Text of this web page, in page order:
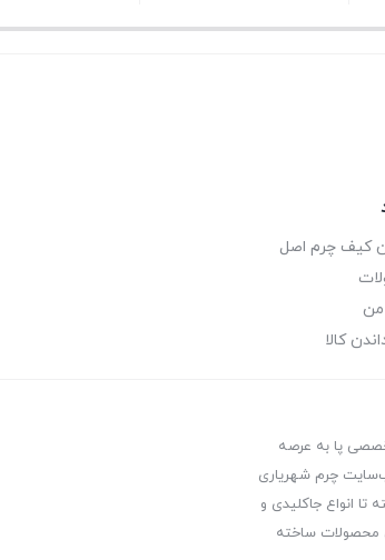
کیف چرم اصل
کالا
پا به عرصه
چرم شهریاری
تا انواع جاکلیدی و
محصولات ساخته